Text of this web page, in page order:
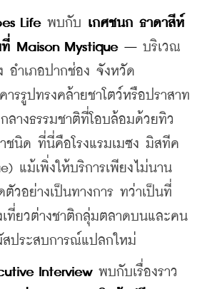
Life พบกับ เกศชนก ธาดาสีห์
ที่ Maison Mystique – บริเวณ
อำเภอปากช่อง จังหวัด
รรูปทรงคล้ายชาโตว์หรือปราสาท
ลางธรรมชาติที่โอบล้อมด้วยทิว
ชนิด ที่นี่คือโรงแรมเมซง มิสทีค
แม้เพิ่งให้บริการเพียงไม่นาน
ตัวอย่างเป็นทางการ ทว่าเป็นที่
ที่ยวต่างชาติกลุ่มตลาดบนและคน
สประสบการณ์แปลกใหม่
Interview